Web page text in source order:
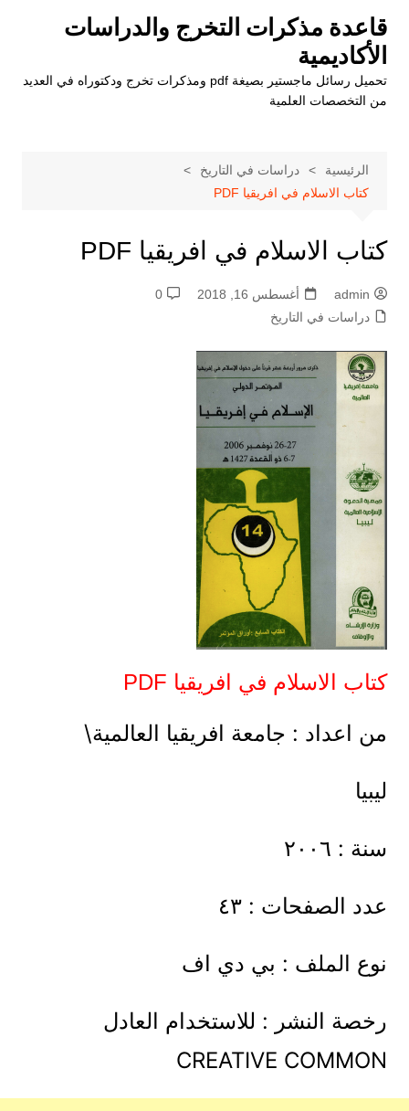
المحتوى
قاعدة مذكرات التخرج والدراسات
الأكاديمية
تحميل رسائل ماجستير بصيغة pdf ومذكرات تخرج ودكتوراه في العديد
من التخصصات العلمية
الرئيسية
دراسات في التاريخ
كتاب الاسلام في افريقيا PDF
كتاب الاسلام في افريقيا PDF
admin أغسطس 16, 2018
0
دراسات في التاريخ
كتاب الاسلام في افريقيا PDF
من اعداد : جامعة افريقيا العالمية\
ليبيا
سنة : ٢٠٠٦
عدد الصفحات : ٤٣
نوع الملف : بي دي اف
رخصة النشر : للاستخدام العادل
CREATIVE COMMON